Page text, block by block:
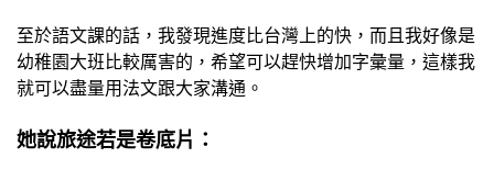
至於語文課的話，我發現進度比台灣上的快，而且我好像是
幼稚園大班比較厲害的，希望可以趕快增加字彙量，這樣我
就可以盡量用法文跟大家溝通。
她說旅途若是卷底片：